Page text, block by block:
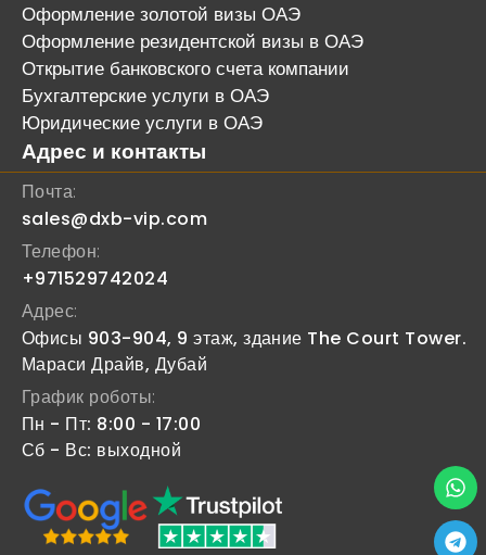
Оформление золотой визы ОАЭ
Оформление резидентской визы в ОАЭ
Открытие банковского счета компании
Бухгалтерские услуги в ОАЭ
Юридические услуги в ОАЭ
Адрес и контакты
Почта:
sales@dxb-vip.com
Телефон:
+971529742024
Адрес:
Офисы 903-904, 9 этаж, здание The Court Tower.
Мараси Драйв, Дубай
График роботы:
Пн - Пт: 8:00 - 17:00
Сб - Вс: выходной